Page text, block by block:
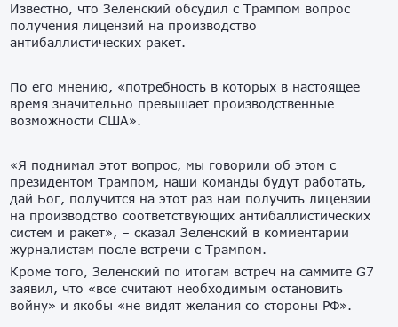
Известно, что Зеленский обсудил с Трампом вопрос
получения лицензий на производство
антибаллистических ракет.
По его мнению, «потребность в которых в настоящее
время значительно превышает производственные
возможности США».
«Я поднимал этот вопрос, мы говорили об этом с
президентом Трампом, наши команды будут работать,
дай Бог, получится на этот раз нам получить лицензии
на производство соответствующих антибаллистических
систем и ракет», – сказал Зеленский в комментарии
журналистам после встречи с Трампом.
Кроме того, Зеленский по итогам встреч на саммите G7
заявил, что «все считают необходимым остановить
войну» и якобы «не видят желания со стороны РФ».